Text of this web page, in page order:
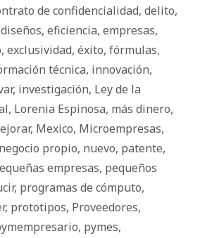
de confidencialidad, delito,
diseños, eficiencia, empresas,
, exclusividad, éxito, fórmulas,
técnica, innovación,
, investigación, Ley de la
, Lorenia Espinosa, más dinero,
, Mexico, Microempresas,
negocio propio, nuevo, patente,
empresas, pequeños
, programas de cómputo,
, prototipos, Proveedores,
, pymes,